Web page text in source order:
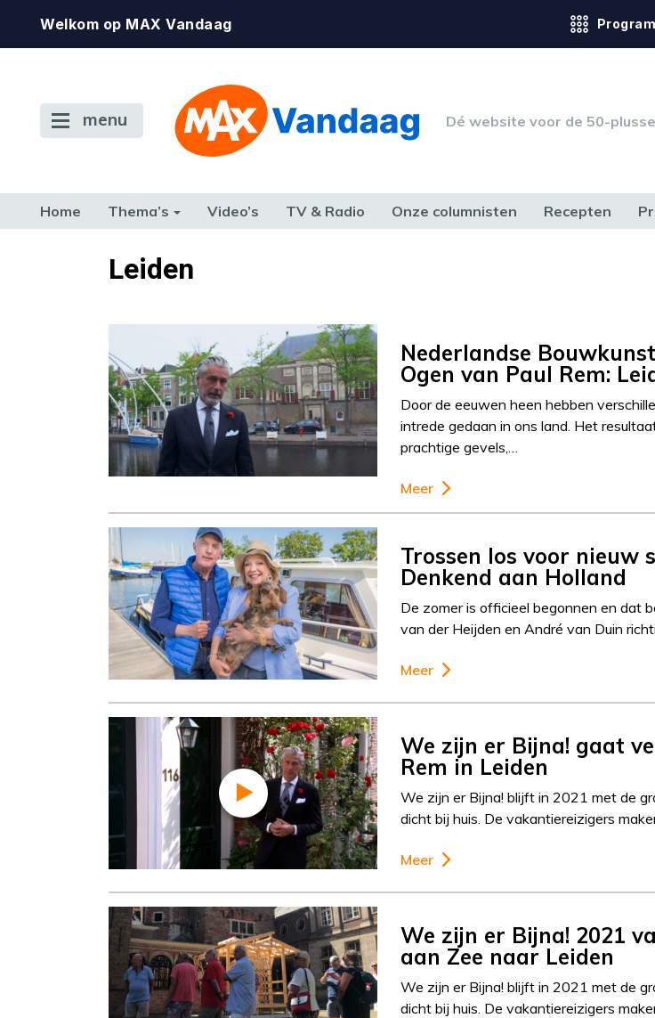
Welkom op MAX Vandaag
menu Dé website voor de 50-
Home Thema’s Video’s TV & Radio Onze columnisten Recepten
TERUG NAAR TOENLeiden
Nederlandse
Ogen van Paul Rem:
Door de eeuwen heen hebben
intrede gedaan in ons land. Het
prachtige gevels,…
Meer
Trossen los voor nieuw
Denkend aan Holland
De zomer is officieel begonnen en dat
van der Heijden en André van Duin
Meer
We zijn er Bijna! gaat
Rem in Leiden
We zijn er Bijna! blijft in 2021 met de
dicht bij huis. De vakantiereizigers
Meer
We zijn er Bijna! 2021
aan Zee naar Leiden
We zijn er Bijna! blijft in 2021 met de
dicht bij huis. De vakantiereizigers